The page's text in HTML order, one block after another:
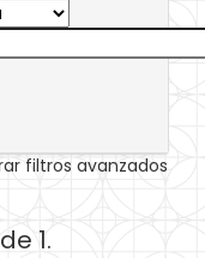
filtros avanzados
1.